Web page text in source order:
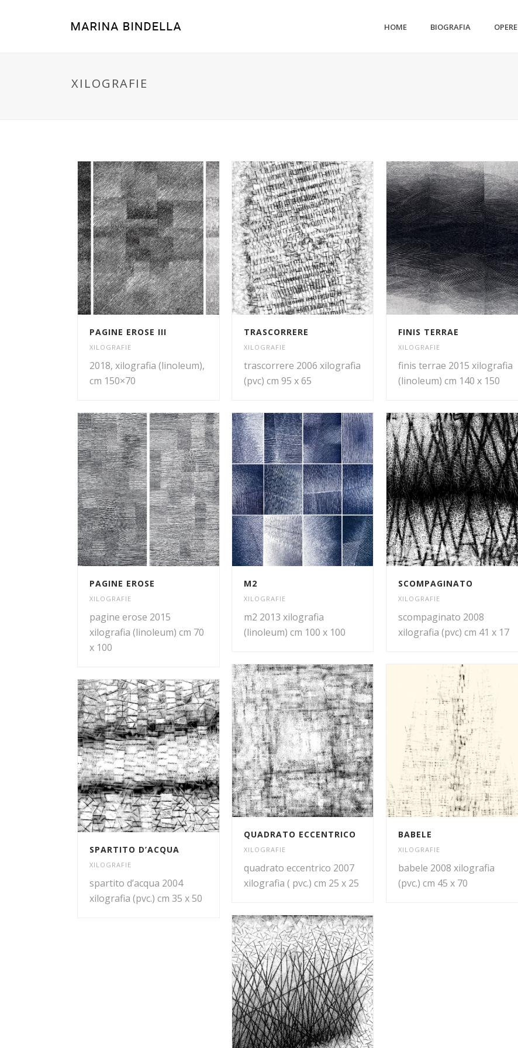
HOME BIOGRAFIA OPERE
XILOGRAFIE
PAGINE EROSE III
XILOGRAFIE
2018, xilografia (linoleum),
cm 150×70
TRASCORRERE
XILOGRAFIE
trascorrere 2006 xilografia
(pvc) cm 95 x 65
FINIS TERRAE
XILOGRAFIE
finis terrae 2015 xilografia
(linoleum) cm 140 x 150
PAGINE EROSE
XILOGRAFIE
pagine erose 2015
xilografia (linoleum) cm 70
x 100
M2
XILOGRAFIE
m2 2013 xilografia
(linoleum) cm 100 x 100
SCOMPAGINATO
XILOGRAFIE
scompaginato 2008
xilografia (pvc) cm 41 x 17
QUADRATO ECCENTRICO
XILOGRAFIE
quadrato eccentrico 2007
xilografia ( pvc.) cm 25 x 25
BABELE
XILOGRAFIE
babele 2008 xilografia
(pvc.) cm 45 x 70
SPARTITO D’ACQUA
XILOGRAFIE
spartito d’acqua 2004
xilografia (pvc.) cm 35 x 50